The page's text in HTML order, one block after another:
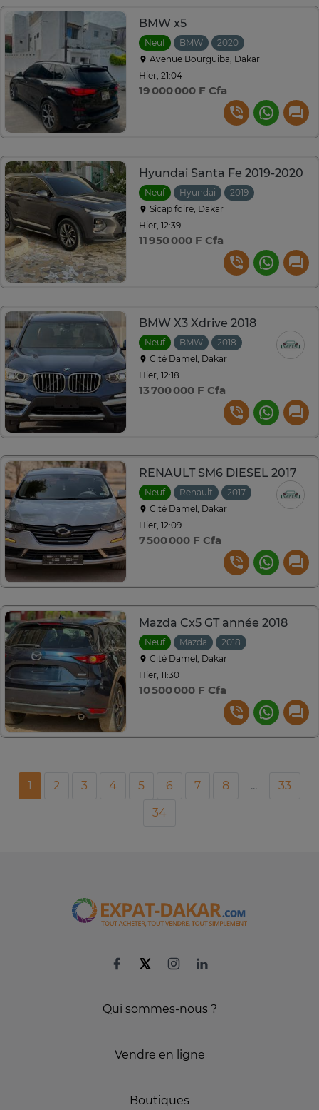
BMW x5
Neuf BMW 2020
Avenue Bourguiba, Dakar
Hier, 21:04
19 000 000 F Cfa
Hyundai Santa Fe 2019-2020
Neuf Hyundai 2019
Sicap foire, Dakar
Hier, 12:39
11 950 000 F Cfa
BMW X3 Xdrive 2018
Neuf BMW 2018
Automatique
Cité Damel, Dakar
Hier, 12:18
13 700 000 F Cfa
RENAULT SM6 DIESEL 2017
Neuf Renault 2017
Automatique
Cité Damel, Dakar
Hier, 12:09
7 500 000 F Cfa
Mazda Cx5 GT année 2018
Neuf Mazda 2018
Cité Damel, Dakar
Hier, 11:30
10 500 000 F Cfa
1 2 3 4 5 6 7 8 ...
33
34
Qui sommes-nous ?
Vendre en ligne
Boutiques